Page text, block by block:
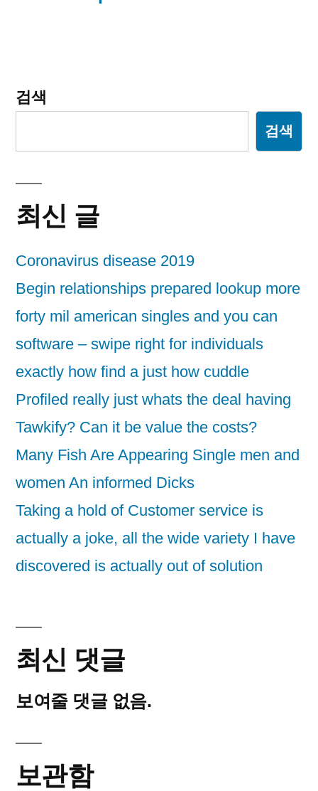
검색
검색
최신 글
Coronavirus disease 2019
Begin relationships prepared lookup more
forty mil american singles and you can
software – swipe right for individuals
exactly how find a just how cuddle
Profiled really just whats the deal having
Tawkify? Can it be value the costs?
Many Fish Are Appearing Single men and
women An informed Dicks
Taking a hold of Customer service is
actually a joke, all the wide variety I have
discovered is actually out of solution
최신 댓글
보여줄 댓글 없음.
보관함